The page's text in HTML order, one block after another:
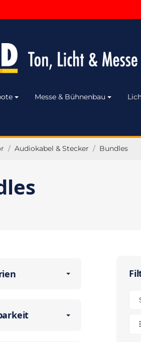
Messe & Bühnenbau
/ Audiokabel & Stecker / Bundles